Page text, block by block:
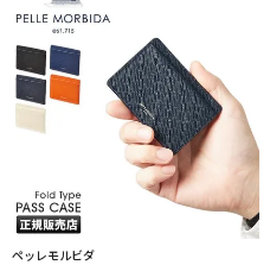
ペッレモルビダ